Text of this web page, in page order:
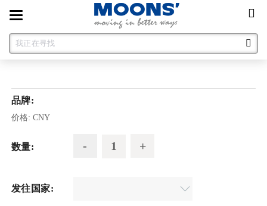
Toggle
navigation
品牌:
价格: CNY
数量:
发往国家: